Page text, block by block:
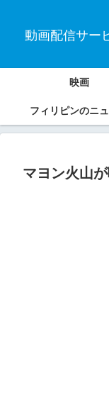
動画配信サー
映画
フィリピンのニ
マヨン火山